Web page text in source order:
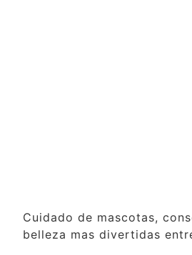
Cuidado de mascotas,
belleza mas divertidas